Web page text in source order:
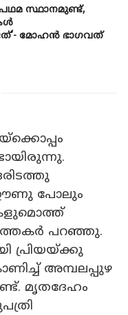
സ്ഥാനമുണ്ട്,
മോഹൻ ഭാ​ഗവത്
ഊണു പോലും
പറഞ്ഞു.
പ്രിയയ്ക്കു
അമ്പലപ്പുഴ
മൃതദേഹം